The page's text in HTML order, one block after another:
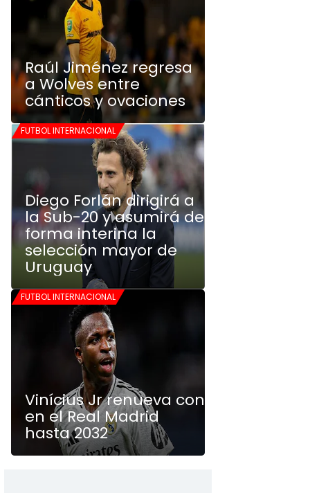
Raúl Jiménez regresa
a Wolves entre
cánticos y ovaciones
FUTBOL INTERNACIONAL
Diego Forlán dirigirá a
la Sub-20 y asumirá de
forma interina la
selección mayor de
Uruguay
FUTBOL INTERNACIONAL
Vinícius Jr renueva con
en el Real Madrid
hasta 2032